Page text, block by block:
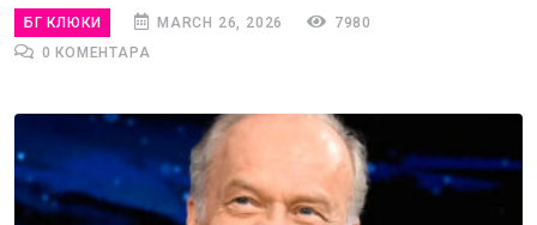
БГ КЛЮКИ MARCH 26, 2026
7980
0 КОМЕНТАРА